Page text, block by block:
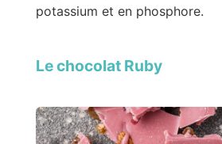
potassium et en phosphore.
Le chocolat Ruby